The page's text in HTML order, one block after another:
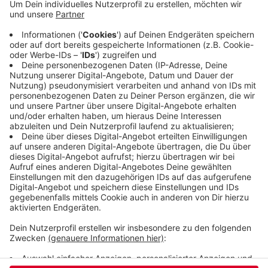
Streumitteln an den Betriebshöfen am Klingeholl
und Korzert. Durch eine Kooperation mit Straßen
NRW gibt es jetzt auch zusätzliche Vorräte an
Streugut am Lager Linde. Autofahrer sollten in
den nächsten Tagen auf Winterreifen umsteigen,
empfiehlt der ESW.
Veröffentlicht:Freitag, 20.11.2020 06:09
Anzeige
Anzeige